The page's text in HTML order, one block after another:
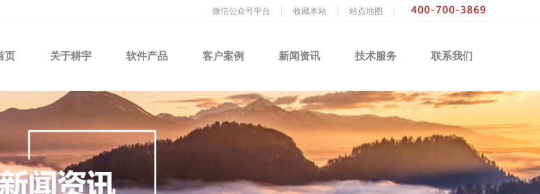
站点地图
收藏本站
微信公众号平台
联系我们
技术服务
新闻资讯
客户案例
软件产品
关于耕宇
页